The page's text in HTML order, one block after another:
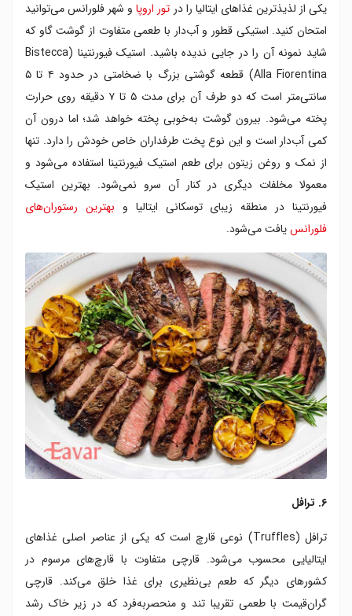
یکی از لذیذترین غذاهای ایتالیا را در تور اروپاو شهر فلورانس می‌توانید
امتحان کنید. استیکی قطور و آب‌دار با طعمی متفاوت از گوشت گاو که
شاید نمونه آن را در جایی ندیده باشید. استیک فیورنتینا (Bistecca
Alla Fiorentina) قطعه گوشتی بزرگ با ضخامتی در حدود ۴ تا ۵
سانتی‌متر است که دو طرف آن برای مدت ۵ تا ۷ دقیقه روی حرارت
پخته می‌شود. بیرون گوشت به‌خوبی پخته خواهد شد؛ اما درون آن
کمی آب‌دار است و این نوع پخت طرفداران خاص خودش را دارد. تنها
از نمک و روغن زیتون برای طعم استیک فیورنتینا استفاده می‌شود و
معمولا مخلفات دیگری در کنار آن سرو نمی‌شود. بهترین استیک
فیورنتینا در منطقه زیبای توسکانی ایتالیا و بهترین رستوران‌های
فلورانسیافت می‌شود.
۶. ترافل
ترافل (Truffles) نوعی قارچ است که یکی از عناصر اصلی غذاهای
ایتالیایی محسوب می‌شود. قارچی متفاوت با قارچ‌های مرسوم در
کشورهای دیگر که طعم بی‌نظیری برای غذا خلق می‌کند. قارچی
گران‌قیمت با طعمی تقریبا تند و منحصربه‌فرد که در زیر خاک رشد